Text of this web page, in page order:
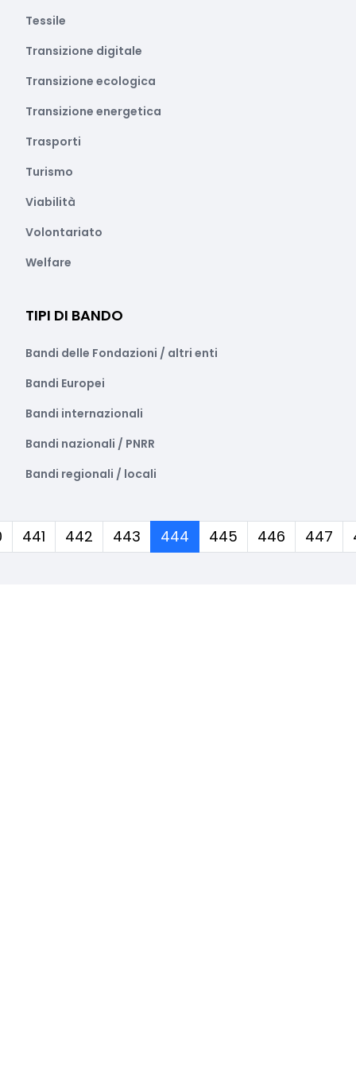
Tessile
Transizione digitale
Transizione ecologica
Transizione energetica
Trasporti
Turismo
Viabilità
Volontariato
Welfare
TIPI DI BANDO
Bandi delle Fondazioni / altri enti
Bandi Europei
Bandi internazionali
Bandi nazionali / PNRR
Bandi regionali / locali
441 442 443 444 (corrente)
445 446 447